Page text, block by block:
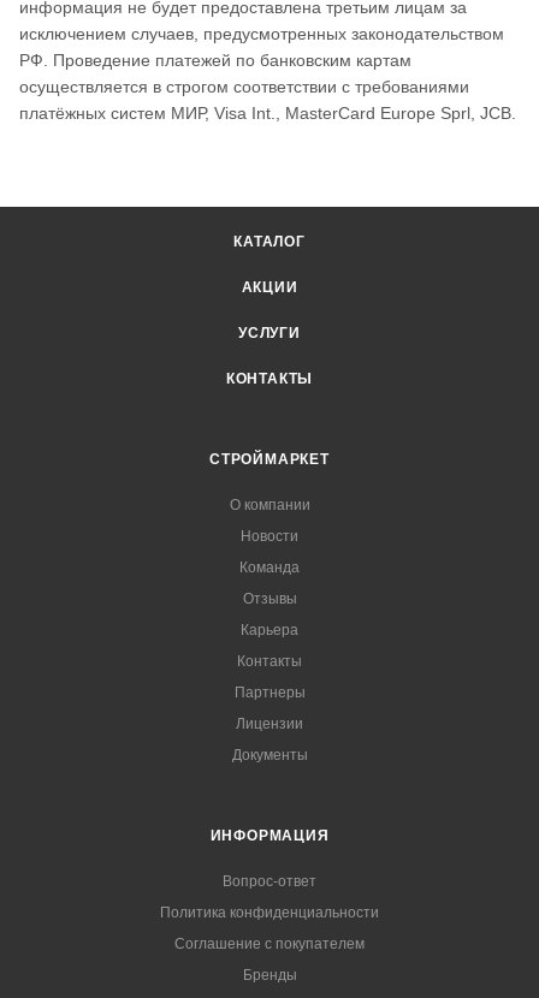
информация не будет предоставлена третьим лицам за
исключением случаев, предусмотренных законодательством
РФ. Проведение платежей по банковским картам
осуществляется в строгом соответствии с требованиями
платёжных систем МИР, Visa Int., MasterCard Europe Sprl, JCB.
КАТАЛОГ
АКЦИИ
УСЛУГИ
КОНТАКТЫ
СТРОЙМАРКЕТ
О компании
Новости
Команда
Отзывы
Карьера
Контакты
Партнеры
Лицензии
Документы
ИНФОРМАЦИЯ
Вопрос-ответ
Политика конфиденциальности
Соглашение с покупателем
Бренды